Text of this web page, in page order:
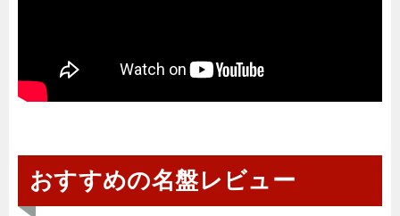
おすすめの名盤レビュー